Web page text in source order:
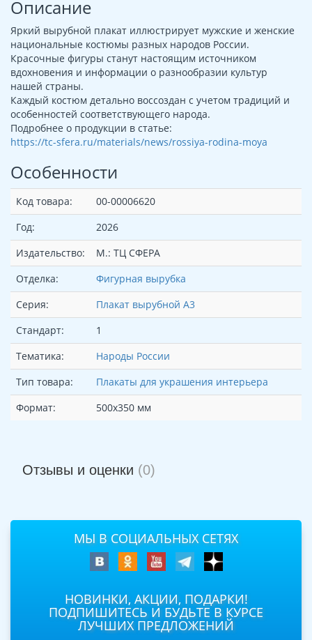
Описание
Яркий вырубной плакат иллюстрирует мужские и женские
национальные костюмы разных народов России.
Красочные фигуры станут настоящим источником
вдохновения и информации о разнообразии культур
нашей страны.
Каждый костюм детально воссоздан с учетом традиций и
особенностей соответствующего народа.
Подробнее о продукции в статье:
https://tc-sfera.ru/materials/news/rossiya-rodina-moya
Особенности
Код товара:
00-00006620
Год:
2026
Издательство:
М.: ТЦ СФЕРА
Отделка:
Фигурная вырубка
Серия:
Плакат вырубной А3
Стандарт:
1
Тематика:
Народы России
Тип товара:
Плакаты для украшения интерьера
Формат:
500х350 мм
Отзывы и оценки (0)
МЫ В СОЦИАЛЬНЫХ СЕТЯХ
НОВИНКИ, АКЦИИ, ПОДАРКИ!
ПОДПИШИТЕСЬ И БУДЬТЕ В КУРСЕ
ЛУЧШИХ ПРЕДЛОЖЕНИЙ